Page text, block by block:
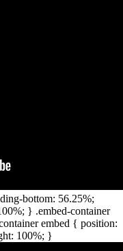
bottom: 56.25%;
} .embed-container
embed { position:
100%; }